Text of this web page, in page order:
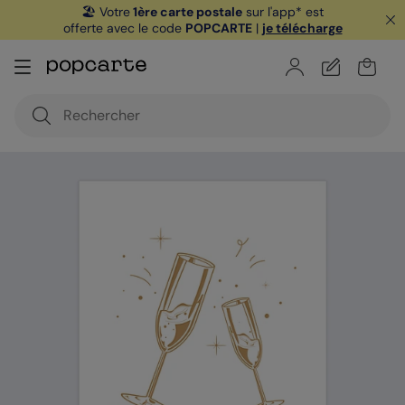
🏖️ Votre1ère carte postale sur l'app* est
offerte avec le code POPCARTE| je télécharge